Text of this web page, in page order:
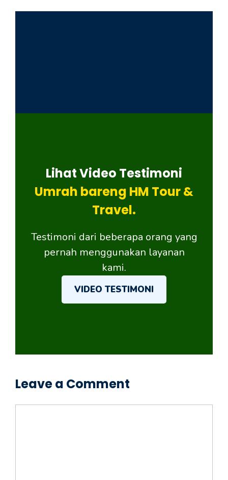
Lihat Video Testimoni
Umrah bareng HM Tour &
Travel.
Testimoni dari beberapa orang yang
pernah menggunakan layanan
kami.
VIDEO TESTIMONI
Leave a Comment